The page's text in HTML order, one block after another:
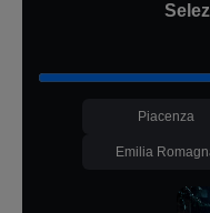
Piacenza
Emilia